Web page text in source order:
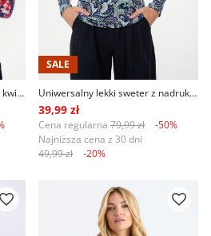
Kobiecy sweter z nadrukiem w kwiaty granatowo-czerwony
SALE
Uniwersalny lekki sweter z nadrukiem paisley
39,99 zł
Cena regularna 79,99 zł
-50%
Najniższa cena z 30 dni
49,99 zł
-20%